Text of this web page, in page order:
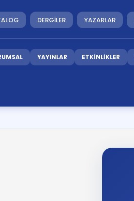
DERGİLER YAZARLAR
YAYINLAR ETKİNLİKLER